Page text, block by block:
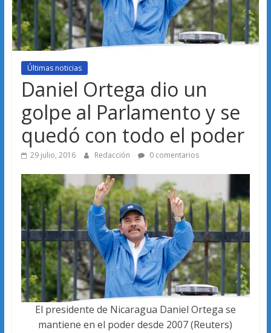
Últimas noticias
Daniel Ortega dio un
golpe al Parlamento y se
quedó con todo el poder
29 julio, 2016 Redacción 0 comentarios
El presidente de Nicaragua Daniel Ortega se
mantiene en el poder desde 2007 (Reuters)